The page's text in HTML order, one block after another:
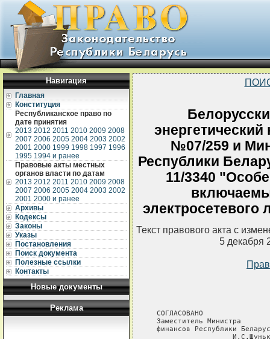
Навигация
Главная
Конституция
Республиканское право по
дате принятия
2013 2012 2011 2010 2009 2008
2007 2006 2005 2004 2003 2002
2001 2000 1999 1998 1997 1996
1995 1994 и ранее
Правовые акты местных
органов власти по датам
2013 2012 2011 2010 2009 2008
2007 2006 2005 2004 2003 2002
2001 2000 и ранее
Архивы
Кодексы
Законы
Указы
Постановления
Поиск документа
Полезные ссылки
Контакты
Новые документы
Реклама
энергетический
№07/259 и
Республики
11/3340
электросетевого
Текст правового акта с
5 декабря
СОГЛАСОВАНО
Заместитель Министра
финансов Республики